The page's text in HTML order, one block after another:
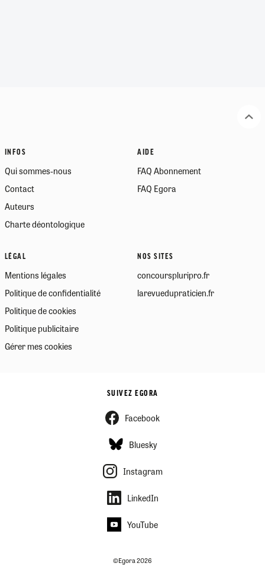
INFOS
Qui sommes-nous
Contact
Auteurs
Charte déontologique
AIDE
FAQ Abonnement
FAQ Egora
LÉGAL
Mentions légales
Politique de confidentialité
Politique de cookies
Politique publicitaire
Gérer mes cookies
NOS SITES
concourspluripro.fr
larevuedupraticien.fr
SUIVEZ EGORA
Facebook
Bluesky
Instagram
LinkedIn
YouTube
©Egora 2026